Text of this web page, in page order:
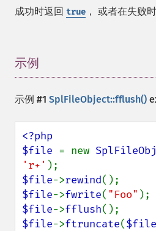
成功时返回 true ， 或者在失败
示例
示例 #1 SplFileObject::fflush()
<?php
$file = new
'r+'
$file->rewind
$file->fwrite( "Foo"
$file->fflush
$file->ftruncate($file